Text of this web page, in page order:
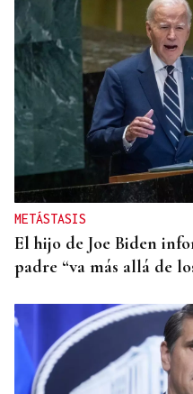
METÁSTASIS
El hijo de Joe Biden
padre “va más allá de